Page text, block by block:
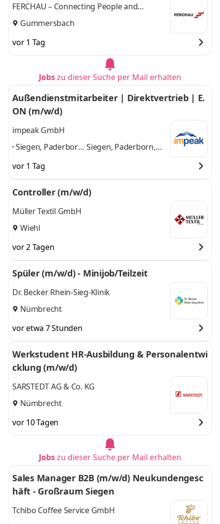
FERCHAU – Connecting People and
Technologies
Gummersbach
vor 1 Tag
Jobszu dieser Suche per Mail erhalten
Außendienstmitarbeiter | Direktvertrieb | E.
ON (m/w/d)
impeak GmbH
Siegen, Paderborn,
Wesel am Rhein,
Bielefeld, Unna,
Oberhausen,
Siegen, Paderborn,
Bielefeld, Unna,
Oberhausen
vor 1 Tag
Controller (m/w/d)
Müller Textil GmbH
Wiehl
vor 2 Tagen
Spüler (m/w/d) - Minijob/Teilzeit
Dr. Becker Rhein-Sieg-Klinik
Nümbrecht
vor etwa 7 Stunden
Werkstudent HR-Ausbildung & Personalentwi
cklung (m/w/d)
SARSTEDT AG & Co. KG
Nümbrecht
vor 10 Tagen
Jobszu dieser Suche per Mail erhalten
Sales Manager B2B (m/w/d) Neukundengesc
häft - Großraum Siegen
Tchibo Coffee Service GmbH